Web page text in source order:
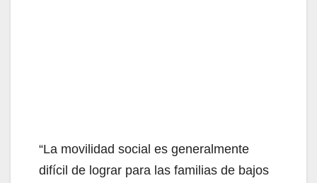
“La movilidad social es generalmente
difícil de lograr para las familias de bajos